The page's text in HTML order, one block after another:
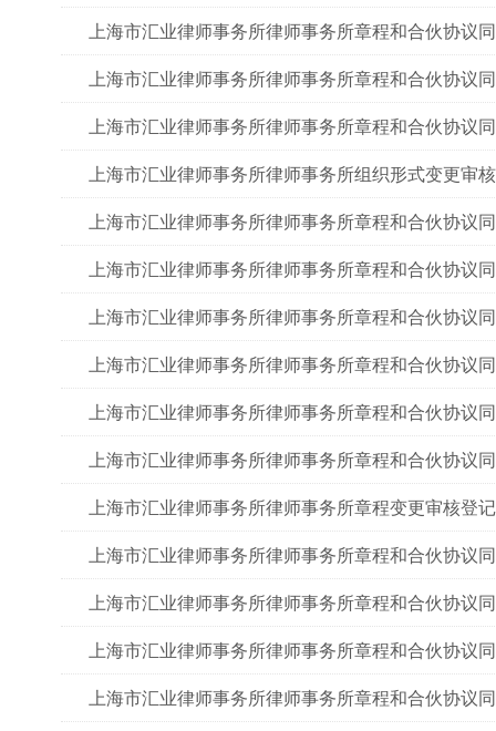
上海市汇业律师事务所律师事务所章程和合伙协议
上海市汇业律师事务所律师事务所章程和合伙协议
上海市汇业律师事务所律师事务所章程和合伙协议
上海市汇业律师事务所律师事务所组织形式变更审
上海市汇业律师事务所律师事务所章程和合伙协议
上海市汇业律师事务所律师事务所章程和合伙协议
上海市汇业律师事务所律师事务所章程和合伙协议
上海市汇业律师事务所律师事务所章程和合伙协议
上海市汇业律师事务所律师事务所章程和合伙协议
上海市汇业律师事务所律师事务所章程和合伙协议
上海市汇业律师事务所律师事务所章程变更审核登记
上海市汇业律师事务所律师事务所章程和合伙协议
上海市汇业律师事务所律师事务所章程和合伙协议
上海市汇业律师事务所律师事务所章程和合伙协议
上海市汇业律师事务所律师事务所章程和合伙协议